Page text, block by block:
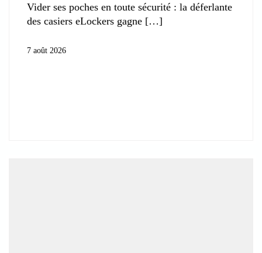
Vider ses poches en toute sécurité : la déferlante
des casiers eLockers gagne
7 août 2026